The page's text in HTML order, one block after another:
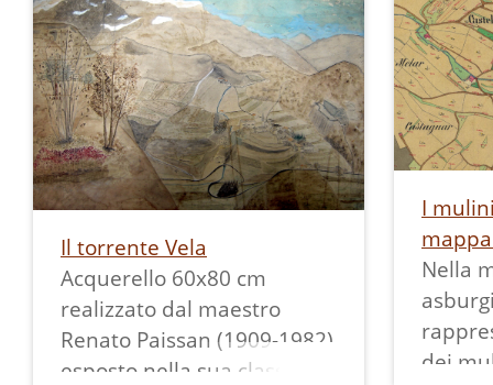
Il torrente Vela
Acquerello 60x80 cm
realizzato dal maestro
Renato Paissan (1909-1982)
esposto nella sua classe
I
Nella
dei